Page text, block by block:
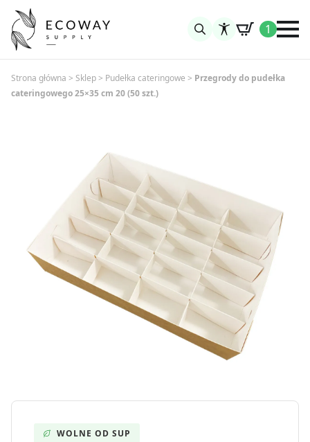
1
Strona główna > Sklep> Pudełka cateringowe > Przegrody do pudełka
cateringowego 25×35 cm 20 (50 szt.)
WOLNE OD SUP